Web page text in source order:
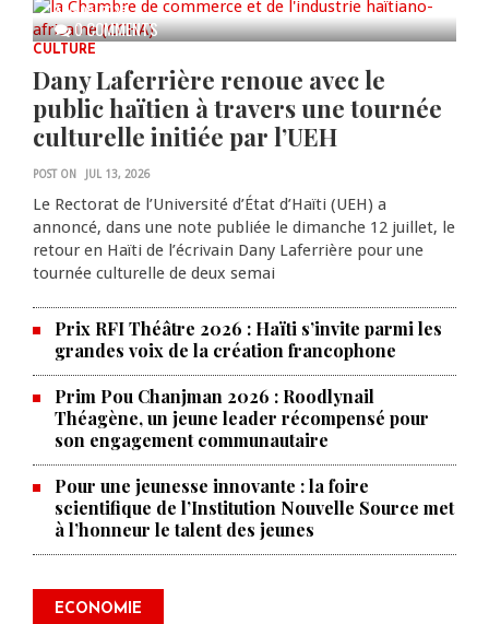
0 COMMENTS
AUG 05, 2026
CULTURE
Dany Laferrière renoue avec le
public haïtien à travers une tournée
culturelle initiée par l’UEH
POST ON JUL 13, 2026
Le Rectorat de l’Université d’État d’Haïti (UEH) a
annoncé, dans une note publiée le dimanche 12 juillet, le
retour en Haïti de l’écrivain Dany Laferrière pour une
tournée culturelle de deux semai
Prix RFI Théâtre 2026 : Haïti s’invite parmi les
grandes voix de la création francophone
Prim Pou Chanjman 2026 : Roodlynail
Théagène, un jeune leader récompensé pour
son engagement communautaire
Pour une jeunesse innovante : la foire
scientifique de l’Institution Nouvelle Source met
à l’honneur le talent des jeunes
ECONOMIE
Produire le savoir pour
2ᵉ édition de ses Journées